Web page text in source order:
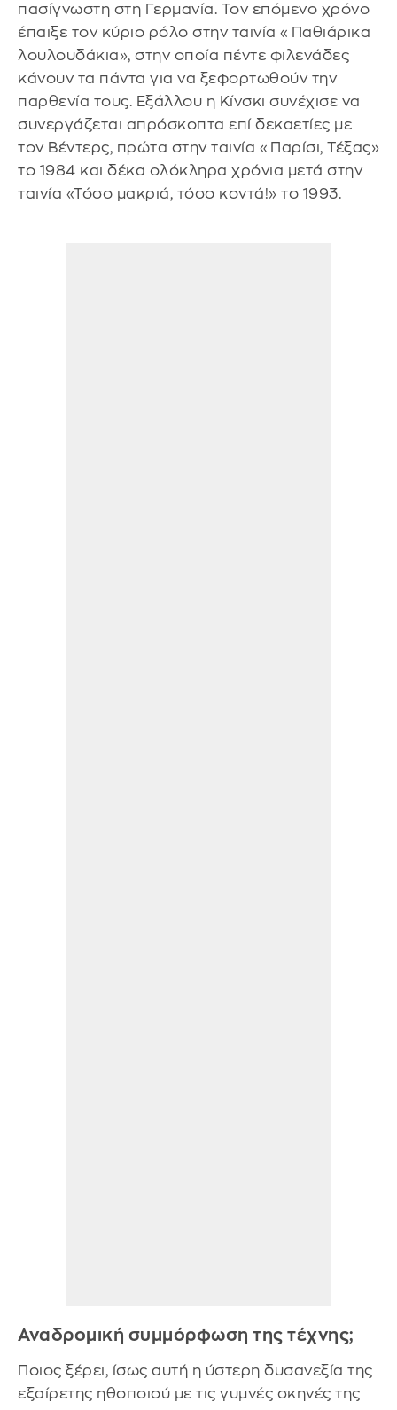
πασίγνωστη στη Γερμανία. Τον επόμενο χρόνο
έπαιξε τον κύριο ρόλο στην ταινία «Παθιάρικα
λουλουδάκια», στην οποία πέντε φιλενάδες
κάνουν τα πάντα για να ξεφορτωθούν την
παρθενία τους. Εξάλλου η Κίνσκι συνέχισε να
συνεργάζεται απρόσκοπτα επί δεκαετίες με
τον Βέντερς, πρώτα στην ταινία «Παρίσι, Τέξας»
το 1984 και δέκα ολόκληρα χρόνια μετά στην
ταινία «Τόσο μακριά, τόσο κοντά!» το 1993.
Αναδρομική συμμόρφωση της τέχνης;
Ποιος ξέρει, ίσως αυτή η ύστερη δυσανεξία της
εξαίρετης ηθοποιού με τις γυμνές σκηνές της